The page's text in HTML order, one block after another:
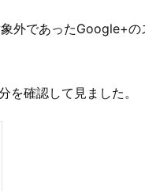
外であったGoogle+
確認して見ました。